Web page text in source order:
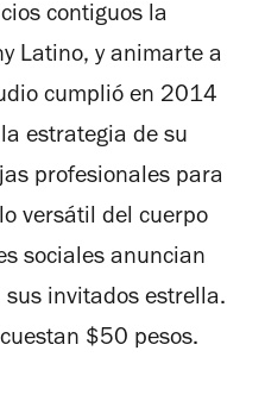
contiguos la
Latino, y animarte a
cumplió en 2014
estrategia de su
profesionales para
versátil del cuerpo
sociales anuncian
sus invitados estrella.
$50 pesos.